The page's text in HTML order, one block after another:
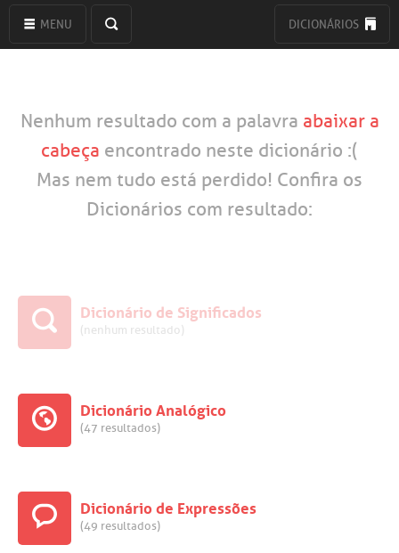
MENU DICIONÁRIOS
Nenhum resultado com a palavra abaixar a
cabeça encontrado neste dicionário :(
Mas nem tudo está perdido! Confira os
Dicionários com resultado:
Dicionário de Significados
(nenhum resultado)
Dicionário Analógico
(47 resultados)
Dicionário de Expressões
(49 resultados)